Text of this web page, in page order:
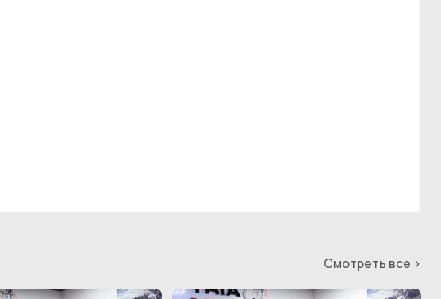
Смотреть все >